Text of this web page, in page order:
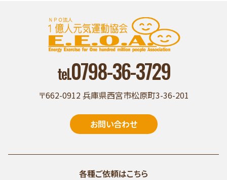
tel.0798-36-3729
〒662-0912 兵庫県西宮市松原町3-36-201
お問い合わせ
各種ご依頼はこちら